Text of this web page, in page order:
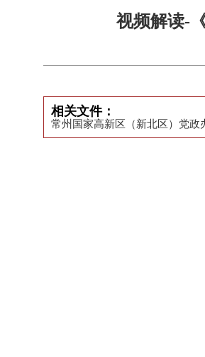
视频解读-
相关文件：
常州国家高新区（新北区）党